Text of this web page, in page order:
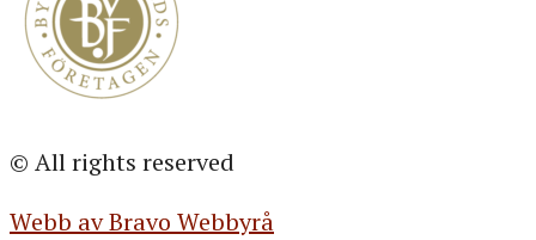
© All rights reserved
Webb av Bravo Webbyrå